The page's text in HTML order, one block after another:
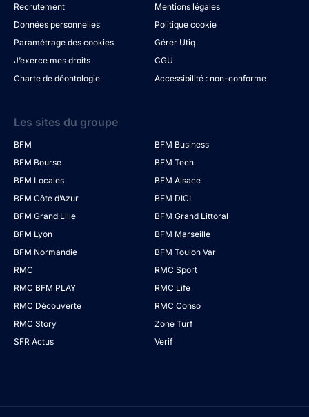
Recrutement
Mentions légales
Données personnelles
Politique cookie
Paramétrage des cookies
Gérer Utiq
J’exerce mes droits
CGU
Charte de déontologie
Accessibilité : non-conforme
Les sites du groupe
BFM
BFM Business
BFM Bourse
BFM Tech
BFM Locales
BFM Alsace
BFM Côte d’Azur
BFM DICI
BFM Grand Lille
BFM Grand Littoral
BFM Lyon
BFM Marseille
BFM Normandie
BFM Toulon Var
RMC
RMC Sport
RMC BFM PLAY
RMC Life
RMC Découverte
RMC Conso
RMC Story
Zone Turf
SFR Actus
Verif